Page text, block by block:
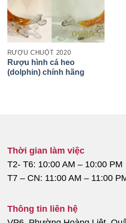
RƯỢU CHUỘT 2020
Rượu hình cá heo
(dolphin) chính hãng
Thời gian làm việc
T2- T6: 10:00 AM – 10:00 PM
T7 – CN: 11:00 AM – 11:00
Thông tin liên hệ